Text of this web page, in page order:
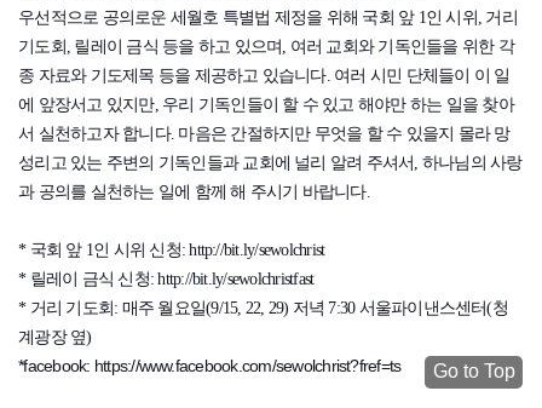
우선적으로 공의로운 세월호 특별법 제정을 위해 국회 앞 1인 시위, 거리
기도회, 릴레이 금식 등을 하고 있으며, 여러 교회와 기독인들을 위한 각
종 자료와 기도제목 등을 제공하고 있습니다. 여러 시민 단체들이 이 일
에 앞장서고 있지만, 우리 기독인들이 할 수 있고 해야만 하는 일을 찾아
서 실천하고자 합니다. 마음은 간절하지만 무엇을 할 수 있을지 몰라 망
성리고 있는 주변의 기독인들과 교회에 널리 알려 주셔서, 하나님의 사랑
과 공의를 실천하는 일에 함께 해 주시기 바랍니다.
* 국회 앞 1인 시위 신청:http://bit.ly/sewolchrist
* 릴레이 금식 신청:http://bit.ly/sewolchristfast
* 거리 기도회: 매주 월요일(9/15, 22, 29) 저녁 7:30 서울파이낸스센터(청
계광장 옆)
*facebook: https://www.facebook.com/sewolchrist?fref=ts Go to Top